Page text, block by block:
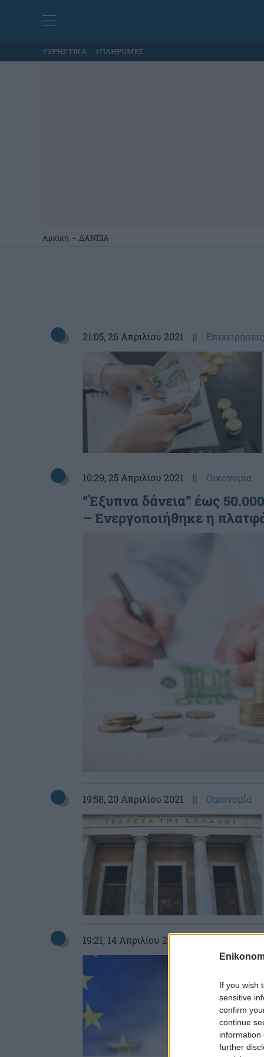
If you wish
sensitive
confirm
continue
information
further
#ΧΡΗΣΤΙΚΑ #ΠΛΗΡΩΜΕΣ
Αρχική - ΔΑΝΕΙΑ
21:05, 26 Απριλίου 2021 || Επιχειρήσεις
10:29, 25 Απριλίου 2021 || Οικονομία
“Έξυπνα δάνεια” έως
– Ενεργοποιήθηκε η
19:58, 20 Απριλίου 2021 || Οικονομία
19:21, 14 Απριλίου 2021